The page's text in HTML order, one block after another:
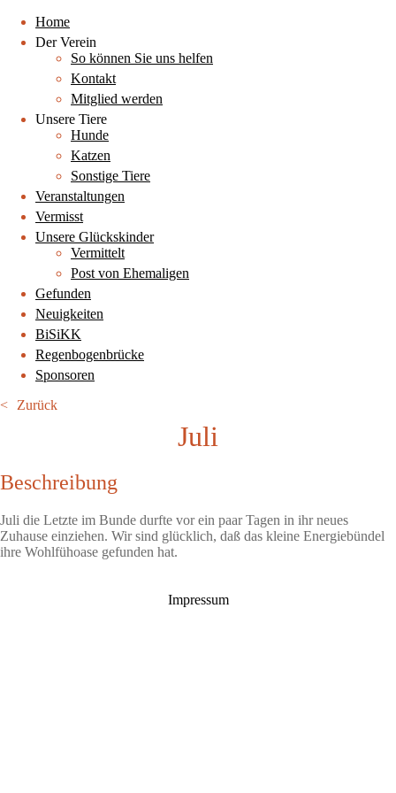
Home
Der Verein
So können Sie uns helfen
Kontakt
Mitglied werden
Unsere Tiere
Hunde
Katzen
Sonstige Tiere
Veranstaltungen
Vermisst
Unsere Glückskinder
Vermittelt
Post von Ehemaligen
Gefunden
Neuigkeiten
BiSiKK
Regenbogenbrücke
Sponsoren
Zurück
Juli
Beschreibung
Juli die Letzte im Bunde durfte vor ein paar Tagen in ihr neues
Zuhause einziehen. Wir sind glücklich, daß das kleine Energiebündel
ihre Wohlfühoase gefunden hat.
Impressum